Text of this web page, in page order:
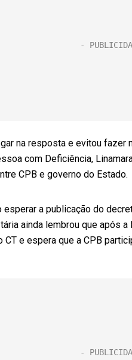
na resposta e evitou
com Deficiência,
CPB e governo do Estado.
a publicação do
ainda lembrou que após
e espera que a CPB